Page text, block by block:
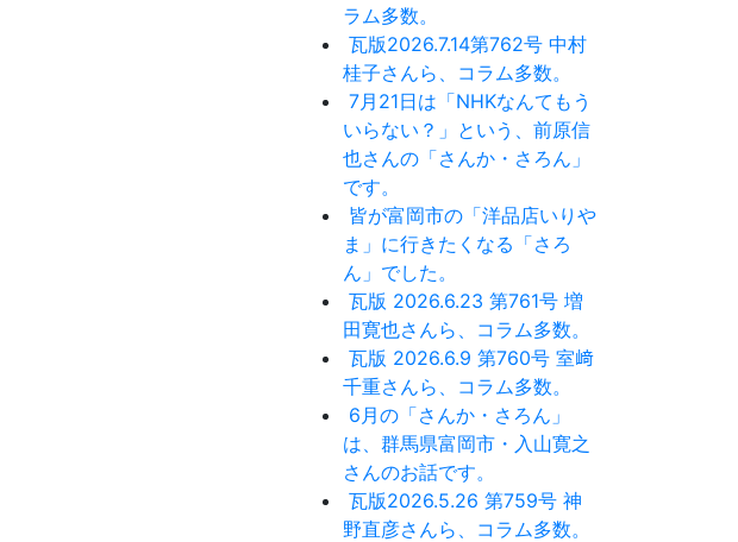
ラム多数。
瓦版2026.7.14第762号 中村
桂子さんら、コラム多数。
7月21日は「NHKなんてもう
いらない？」という、前原信
也さんの「さんか・さろん」
です。
皆が富岡市の「洋品店いりや
ま」に行きたくなる「さろ
ん」でした。
瓦版 2026.6.23 第761号 増
田寛也さんら、コラム多数。
瓦版 2026.6.9 第760号 室﨑
千重さんら、コラム多数。
6月の「さんか・さろん」
は、群馬県富岡市・入山寛之
さんのお話です。
瓦版2026.5.26 第759号 神
野直彦さんら、コラム多数。